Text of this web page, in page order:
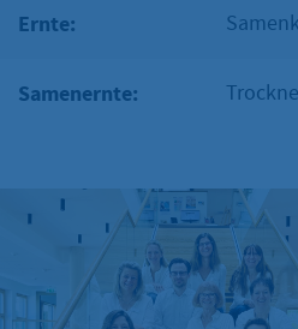
Ernte:
Samenernte: